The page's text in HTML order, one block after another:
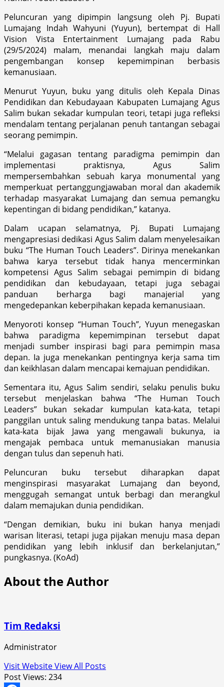
Peluncuran yang dipimpin langsung oleh Pj. Bupati
Lumajang Indah Wahyuni (Yuyun), bertempat di Hall
Vision Vista Entertainment Lumajang pada Rabu
(29/5/2024) malam, menandai langkah maju dalam
pengembangan konsep kepemimpinan berbasis
kemanusiaan.
Menurut Yuyun, buku yang ditulis oleh Kepala Dinas
Pendidikan dan Kebudayaan Kabupaten Lumajang Agus
Salim bukan sekadar kumpulan teori, tetapi juga refleksi
mendalam tentang perjalanan penuh tantangan sebagai
seorang pemimpin.
“Melalui gagasan tentang paradigma pemimpin dan
implementasi praktisnya, Agus Salim
mempersembahkan sebuah karya monumental yang
memperkuat pertanggungjawaban moral dan akademik
terhadap masyarakat Lumajang dan semua pemangku
kepentingan di bidang pendidikan,” katanya.
Dalam ucapan selamatnya, Pj. Bupati Lumajang
mengapresiasi dedikasi Agus Salim dalam menyelesaikan
buku “The Human Touch Leaders”. Dirinya menekankan
bahwa karya tersebut tidak hanya mencerminkan
kompetensi Agus Salim sebagai pemimpin di bidang
pendidikan dan kebudayaan, tetapi juga sebagai
panduan berharga bagi manajerial yang
mengedepankan keberpihakan kepada kemanusiaan.
Menyoroti konsep “Human Touch”, Yuyun menegaskan
bahwa paradigma kepemimpinan tersebut dapat
menjadi sumber inspirasi bagi para pemimpin masa
depan. Ia juga menekankan pentingnya kerja sama tim
dan keikhlasan dalam mencapai kemajuan pendidikan.
Sementara itu, Agus Salim sendiri, selaku penulis buku
tersebut menjelaskan bahwa “The Human Touch
Leaders” bukan sekadar kumpulan kata-kata, tetapi
panggilan untuk saling mendukung tanpa batas. Melalui
kata-kata bijak Jawa yang mengawali bukunya, ia
mengajak pembaca untuk memanusiakan manusia
dengan tulus dan sepenuh hati.
Peluncuran buku tersebut diharapkan dapat
menginspirasi masyarakat Lumajang dan beyond,
menggugah semangat untuk berbagi dan merangkul
dalam memajukan dunia pendidikan.
“Dengan demikian, buku ini bukan hanya menjadi
warisan literasi, tetapi juga pijakan menuju masa depan
pendidikan yang lebih inklusif dan berkelanjutan,”
pungkasnya. (KoAd)
About the Author
Tim Redaksi
Administrator
Visit WebsiteView All Posts
Post Views: 234